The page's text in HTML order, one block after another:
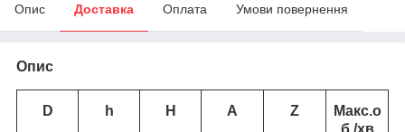
Опис Доставка Оплата Умови повернення
Опис
D h H A Z
Макс.о
б./хв